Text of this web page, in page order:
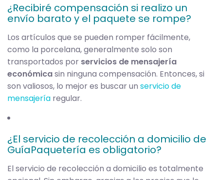
¿Recibiré compensación si realizo un
envío barato y el paquete se rompe?
Los artículos que se pueden romper fácilmente,
como la porcelana, generalmente solo son
transportados por servicios de mensajería
económicasin ninguna compensación. Entonces, si
son valiosos, lo mejor es buscar un servicio de
mensajería regular.
¿El servicio de recolección a domicilio de
GuíaPaquetería es obligatorio?
El servicio de recolección a domicilio es totalmente